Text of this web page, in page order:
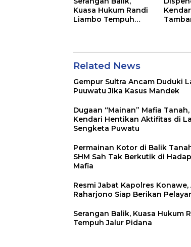
Kuasa Hukum Randi
Liambo Tempuh
Related News
Gempur Sultra Ancam Duduki
Puuwatu Jika Kasus Mandek
Dugaan “Mainan” Mafia
Kendari Hentikan Aktifitas di
Sengketa Puwatu
Permainan Kotor di Balik
SHM Sah Tak Berkutik di
Mafia
Resmi Jabat Kapolres Konawe,
Raharjono Siap Berikan
Serangan Balik, Kuasa Hukum
Tempuh Jalur Pidana